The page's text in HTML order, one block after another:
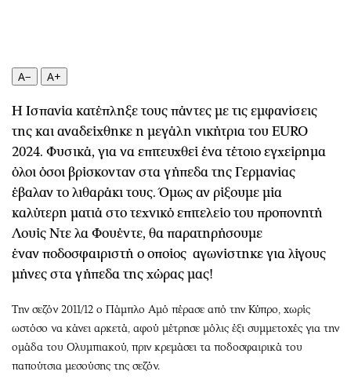
Παράξενα
Σινεμά
Θέατρο-Χορός
Μουσική
Εικαστικά
Βιβλίο
Χειρόγραφα
Wine routes
Podcasts
Uncut
Προσφορές
Προσωπικότητες στην ''Κ''
Επιστολές
A− A+
Η Ισπανία κατέπληξε τους πάντες με τις εμφανίσεις
της και αναδείχθηκε η μεγάλη νικήτρια του EURO
2024. Φυσικά, για να επιτευχθεί ένα τέτοιο εγχείρημα
όλοι όσοι βρίσκονταν στα γήπεδα της Γερμανίας
έβαλαν το λιθαράκι τους. Όμως αν ρίξουμε μία
καλύτερη ματιά στο τεχνικό επιτελείο του προπονητή
Λουίς Ντε λα Φουέντε, θα παρατηρήσουμε
έναν ποδοσφαιριστή ο οποίος αγωνίστηκε για λίγους
μήνες στα γήπεδα της χώρας μας!
Την σεζόν 2011/12 ο Πάμπλο Αμό πέρασε από την Κύπρο, χωρίς
ωστόσο να κάνει αρκετά, αφού μέτρησε μόλις έξι συμμετοχές για την
ομάδα του Ολυμπιακού, πριν κρεμάσει τα ποδοσφαιρικά του
παπούτσια μεσούσης της σεζόν.